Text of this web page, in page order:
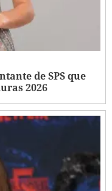
de SPS que
2026